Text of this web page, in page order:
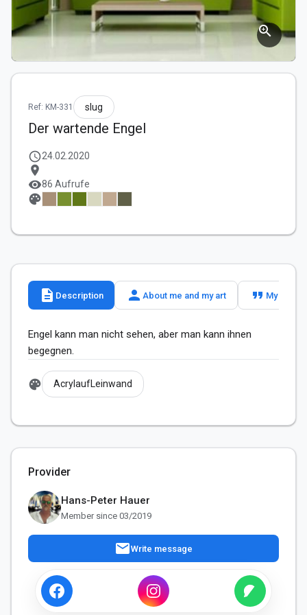
zoom_in
Ref: KM-331 slug
Der wartende Engel
schedule24.02.2020
location_on
visibility86 Aufrufe
palette
description Description person About me and my art format_quote My slogan
Engel kann man nicht sehen, aber man kann ihnen
begegnen.
palette AcrylaufLeinwand
Provider
Hans-Peter Hauer
Member since 03/2019
mailWrite message